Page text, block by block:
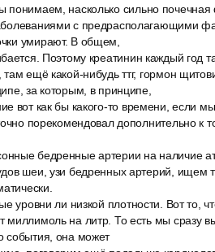
понимаем, насколько сильно
с предрасполагающими
умирают. В общем,
Поэтому креатинин каждый год
ещё какой-нибудь ттг, гормон
за которым, в принципе,
вот как бы какого-то времени, если
порекомендовал дополнительно к
бедренные артерии на наличие
шеи, узи бедренных артерий, ищем
уровни ли низкой плотности. Вот то,
на литр. То есть мы сразу
события, она может